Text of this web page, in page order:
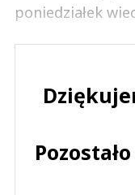
poniedziałek